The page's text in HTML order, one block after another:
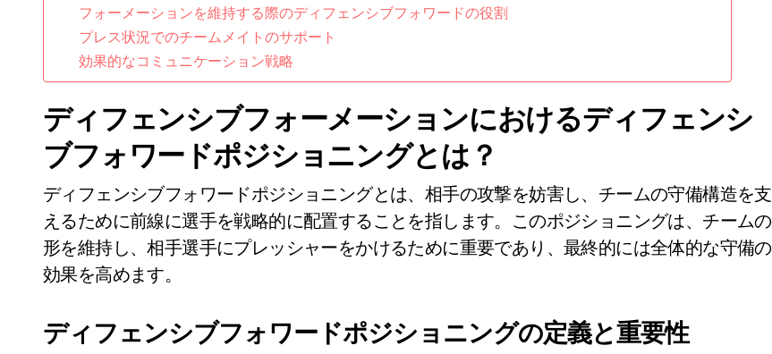
フォーメーションを維持する際のディフェンシブフォワードの役割
プレス状況でのチームメイトのサポート
効果的なコミュニケーション戦略
ディフェンシブフォーメーションにおけるディフェンシ
ブフォワードポジショニングとは？
ディフェンシブフォワードポジショニングとは、相手の攻撃を妨害し、チームの守備構造を支
えるために前線に選手を戦略的に配置することを指します。このポジショニングは、チームの
形を維持し、相手選手にプレッシャーをかけるために重要であり、最終的には全体的な守備の
効果を高めます。
ディフェンシブフォワードポジショニングの定義と重要性